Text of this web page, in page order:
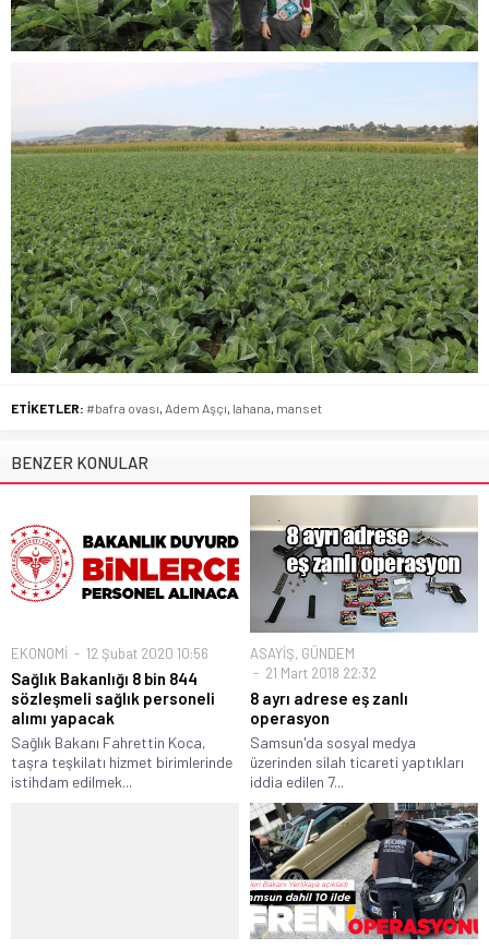
ETİKETLER: #bafra ovası, Adem Aşçı, lahana, manset
BENZER KONULAR
EKONOMİ 12 Şubat 2020 10:56
Sağlık Bakanlığı 8 bin 844
sözleşmeli sağlık personeli
alımı yapacak
Sağlık Bakanı Fahrettin Koca,
taşra teşkilatı hizmet birimlerinde
istihdam edilmek...
ASAYİŞ, GÜNDEM
21 Mart 2018 22:32
8 ayrı adrese eş zanlı
operasyon
Samsun'da sosyal medya
üzerinden silah ticareti yaptıkları
iddia edilen 7...